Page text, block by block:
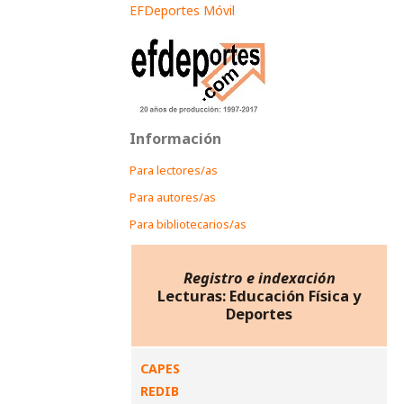
EFDeportes Móvil
Información
Para lectores/as
Para autores/as
Para bibliotecarios/as
Registro e indexación
Lecturas: Educación Física y
Deportes
CAPES
REDIB